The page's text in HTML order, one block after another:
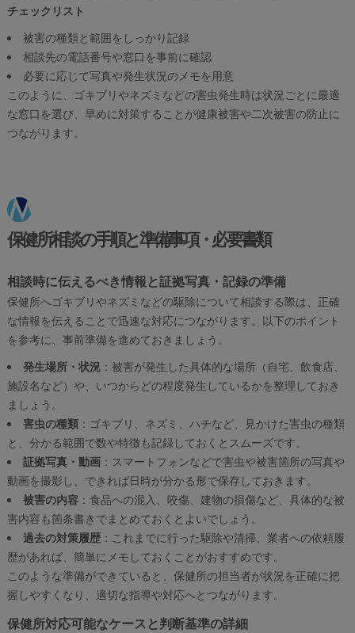
チェックリスト
被害の種類と範囲をしっかり記録
相談先の電話番号や窓口を事前に確認
必要に応じて写真や発生状況のメモを用意
このように、ゴキブリやネズミなどの害虫発生時は状況ごとに最適
な窓口を選び、早めに対策することが健康被害や二次被害の防止に
つながります。
保健所相談の手順と準備事項・必要書類
相談時に伝えるべき情報と証拠写真・記録の準備
保健所へゴキブリやネズミなどの駆除について相談する際は、正確
な情報を伝えることで迅速な対応につながります。以下のポイント
を参考に、事前準備を進めておきましょう。
発生場所・状況：被害が発生した具体的な場所（自宅、飲食店、
施設名など）や、いつからどの程度発生しているかを整理しておき
ましょう。
害虫の種類：ゴキブリ、ネズミ、ハチなど、見かけた害虫の種類
と、分かる範囲で数や特徴も記録しておくとスムーズです。
証拠写真・動画：スマートフォンなどで害虫や被害箇所の写真や
動画を撮影し、できれば日時が分かる形で保存しておきます。
被害の内容：食品への混入、咬傷、建物の損傷など、具体的な被
害内容も箇条書きでまとめておくとよいでしょう。
過去の対策履歴：これまでに行った駆除や清掃、業者への依頼履
歴があれば、簡単にメモしておくことがおすすめです。
このような準備ができていると、保健所の担当者が状況を正確に把
握しやすくなり、適切な指導や対応へとつながります。
保健所対応可能なケースと判断基準の詳細